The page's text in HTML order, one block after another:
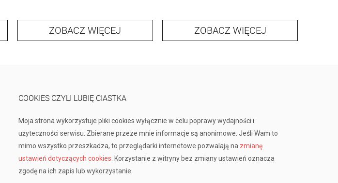
ZOBACZ WIĘCEJ ZOBACZ WIĘCEJ
COOKIES CZYLI LUBIĘ CIASTKA
Moja strona wykorzystuje pliki cookies wyłącznie w celu poprawy wydajności i
użyteczności serwisu. Zbierane przeze mnie informacje są anonimowe. Jeśli Wam to
mimo wszystko przeszkadza, to przeglądarki internetowe pozwalają na zmianę
ustawień dotyczących cookies . Korzystanie z witryny bez zmiany ustawień oznacza
zgodę na ich zapis lub wykorzystanie.